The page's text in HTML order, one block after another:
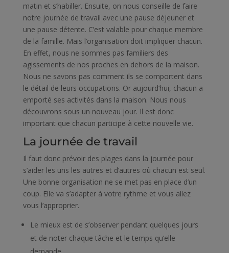
matin et s’habiller. Ensuite, on nous conseille de faire
notre journée de travail avec une pause déjeuner et
une pause détente. C’est valable pour chaque membre
de la famille. Mais l’organisation doit impliquer chacun.
En effet, nous ne sommes pas familiers des
agissements de nos proches en dehors de la maison.
Nous ne savons pas comment ils se comportent dans
le détail de leurs occupations. Or aujourd’hui, chacun a
emporté ses activités dans la maison. Nous nous
découvrons sous un nouveau jour. Il est donc
important que chacun participe à cette nouvelle vie.
La journée de travail
Il faut donc prévoir des plages dans la journée pour
s’aider les uns les autres et d’autres où chacun est seul.
Une bonne organisation ne se met pas en place d’un
coup. Elle va s’adapter à votre rythme et vous allez
vous l’approprier.
Le mieux est de s’observer pendant quelques jours
et de noter chaque tâche et le temps qu‘elle